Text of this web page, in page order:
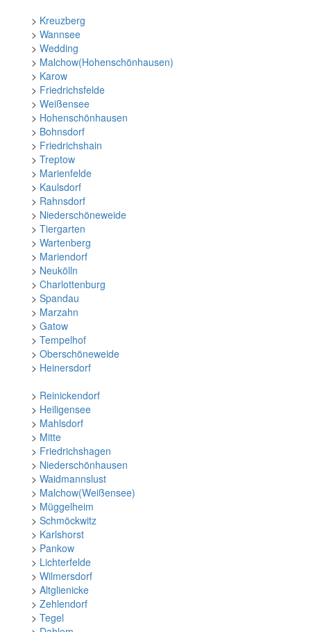
> Kreuzberg
> Wannsee
> Wedding
> Malchow(Hohenschönhausen)
> Karow
> Friedrichsfelde
> Weißensee
> Hohenschönhausen
> Bohnsdorf
> Friedrichshain
> Treptow
> Marienfelde
> Kaulsdorf
> Rahnsdorf
> Niederschöneweide
> Tiergarten
> Wartenberg
> Mariendorf
> Neukölln
> Charlottenburg
> Spandau
> Marzahn
> Gatow
> Tempelhof
> Oberschöneweide
> Heinersdorf
> Reinickendorf
> Heiligensee
> Mahlsdorf
> Mitte
> Friedrichshagen
> Niederschönhausen
> Waidmannslust
> Malchow(Weißensee)
> Müggelheim
> Schmöckwitz
> Karlshorst
> Pankow
> Lichterfelde
> Wilmersdorf
> Altglienicke
> Zehlendorf
> Tegel